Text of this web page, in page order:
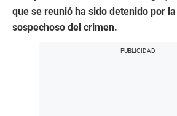
que se reunió ha sido detenido por
sospechoso del crimen.